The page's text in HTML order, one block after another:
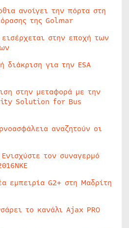
ανοίγει την πόρτα στη
της Golmar
στην εποχή των
διάκριση για την ESA
στην μεταφορά με την
Solution for Bus
αναζητούν οι
τον συναγερμό
εμπειρία G2+ στη Μαδρίτη
το κανάλι Ajax PRO